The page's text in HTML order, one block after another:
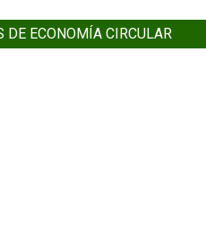
DE ECONOMÍA CIRCULAR